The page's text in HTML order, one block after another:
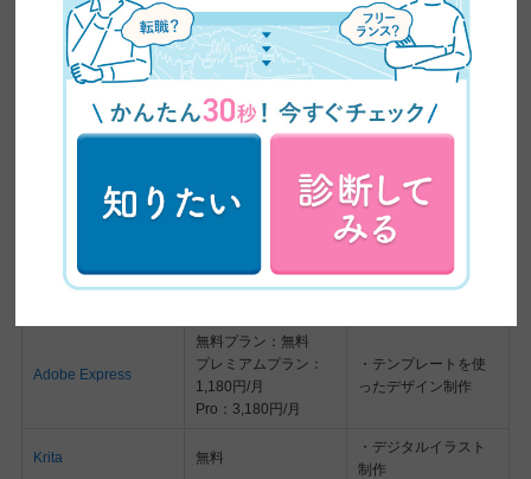
エンタープライズ：
750円/月〜
Inkscape
・図形
Google Web
・HTML5バナー
無料
・画像編集、合成
・写真加工
Marvel
Pro：$12/月
・プロトタイプ作成
・デザイン検証
Adobe Express
無料プラン：無料
プレミアムプラン：
1,180円/月
Pro：3,180円/月
・テンプレートを使
ったデザイン制作
Krita 無料
・デジタルイラスト
制作